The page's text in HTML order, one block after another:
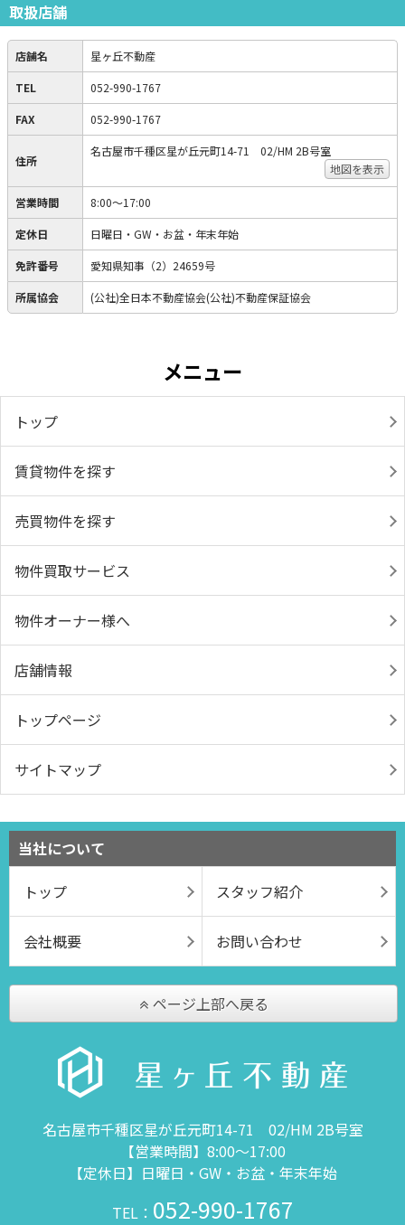
取扱店舗
店舗名 星ヶ丘不動産
TEL 052-990-1767
FAX 052-990-1767
住所
名古屋市千種区星が丘元町14-71 02/HM 2B号室
地図を表示
営業時間 8:00～17:00
定休日 日曜日・GW・お盆・年末年始
免許番号 愛知県知事（2）24659号
所属協会 (公社)全日本不動産協会(公社)不動産保証協会
メニュー
トップ
賃貸物件を探す
売買物件を探す
物件買取サービス
物件オーナー様へ
店舗情報
トップページ
サイトマップ
当社について
トップ
スタッフ紹介
会社概要 お問い合わせ
ページ上部へ戻る
名古屋市千種区星が丘元町14-71 02/HM 2B号室
【営業時間】8:00～17:00
【定休日】日曜日・GW・お盆・年末年始
TEL： 052-990-1767